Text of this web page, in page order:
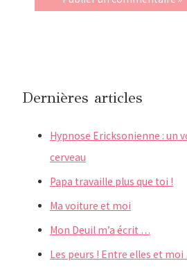
Dernières articles
Hypnose Ericksonienne : un
cerveau
Papa travaille plus que toi !
Ma voiture et moi
Mon Deuil m’a écrit …
Les peurs ! Entre elles et